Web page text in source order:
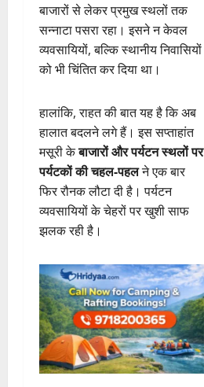
बाजारों से लेकर प्रमुख स्थलों तक
सन्नाटा पसरा रहा। इसने न केवल
व्यवसायियों, बल्कि स्थानीय निवासियों
को भी चिंतित कर दिया था।
हालांकि, राहत की बात यह है कि अब
हालात बदलने लगे हैं। इस सप्ताहांत
मसूरी केबाजारों और पर्यटन स्थलों पर
पर्यटकों की चहल-पहलने एक बार
फिर रौनक लौटा दी है। पर्यटन
व्यवसायियों के चेहरों पर खुशी साफ
झलक रही है।